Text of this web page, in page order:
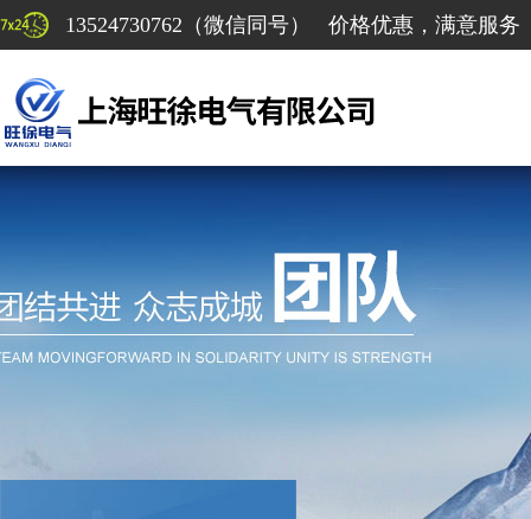
13524730762（微信同号） 价格优惠，满意服务